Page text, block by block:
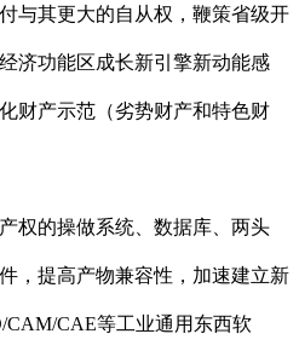
与其更大的自从权，鞭策省级开
济功能区成长新引擎新动能感
财产示范（劣势财产和特色财
的操做系统、数据库、两头
，提高产物兼容性，加速建立新
CAE等工业通用东西软